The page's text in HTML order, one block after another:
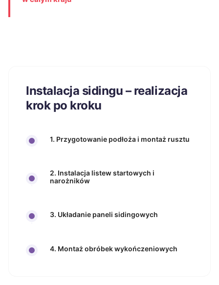
Instalacja sidingu – realizacja
krok po kroku
1. Przygotowanie podłoża i montaż rusztu
2. Instalacja listew startowych i
narożników
3. Układanie paneli sidingowych
4. Montaż obróbek wykończeniowych